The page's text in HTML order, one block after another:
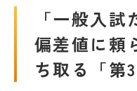
名門会note「プロ
ト」
「一般入試
偏差値に頼
ち取る「第